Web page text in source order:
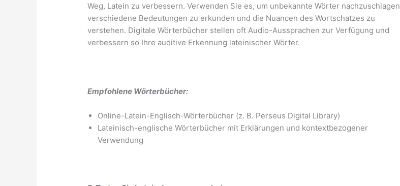
Weg, Latein zu verbessern. Verwenden Sie es, um unbekannte Wörter
verschiedene Bedeutungen zu erkunden und die Nuancen des Wortschatzes zu
verstehen. Digitale Wörterbücher stellen oft Audio-Aussprachen zur Verfügung und
verbessern so Ihre auditive Erkennung lateinischer Wörter.
Empfohlene Wörterbücher:
Online-Latein-Englisch-Wörterbücher (z. B. Perseus Digital Library)
Lateinisch-englische Wörterbücher mit Erklärungen und kontextbezogener
Verwendung